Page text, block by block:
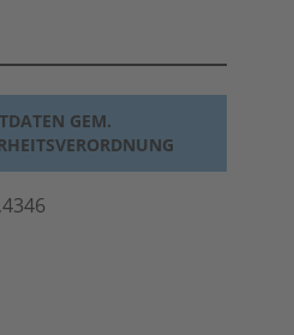
GEM.